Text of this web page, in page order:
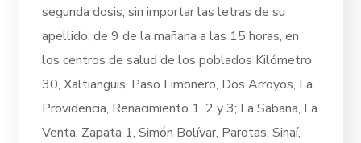
segunda dosis, sin importar las letras de su
apellido, de 9 de la mañana a las 15 horas, en
los centros de salud de los poblados Kilómetro
30, Xaltianguis, Paso Limonero, Dos Arroyos, La
Providencia, Renacimiento 1, 2 y 3; La Sabana, La
Venta, Zapata 1, Simón Bolívar, Parotas, Sinaí,